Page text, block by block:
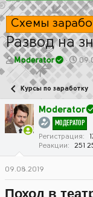
Схемы
Развод на
А
т
о
р
т
е
Moderator
Д
а
а
ч
а
л
а
Курсы по заработку
Moderator
МОДЕРАТОР
Регистрация
Реакции
251
09.08.2019
Поход в